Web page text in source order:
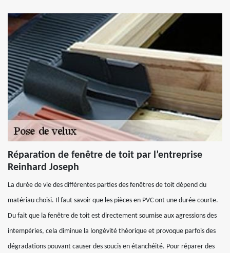
Réparation de fenêtre de toit par l’entreprise
Reinhard Joseph
La durée de vie des différentes parties des fenêtres de toit dépend du
matériau choisi. Il faut savoir que les pièces en PVC ont une durée courte.
Du fait que la fenêtre de toit est directement soumise aux agressions des
intempéries, cela diminue la longévité théorique et provoque parfois des
dégradations pouvant causer des soucis en étanchéité. Pour réparer des